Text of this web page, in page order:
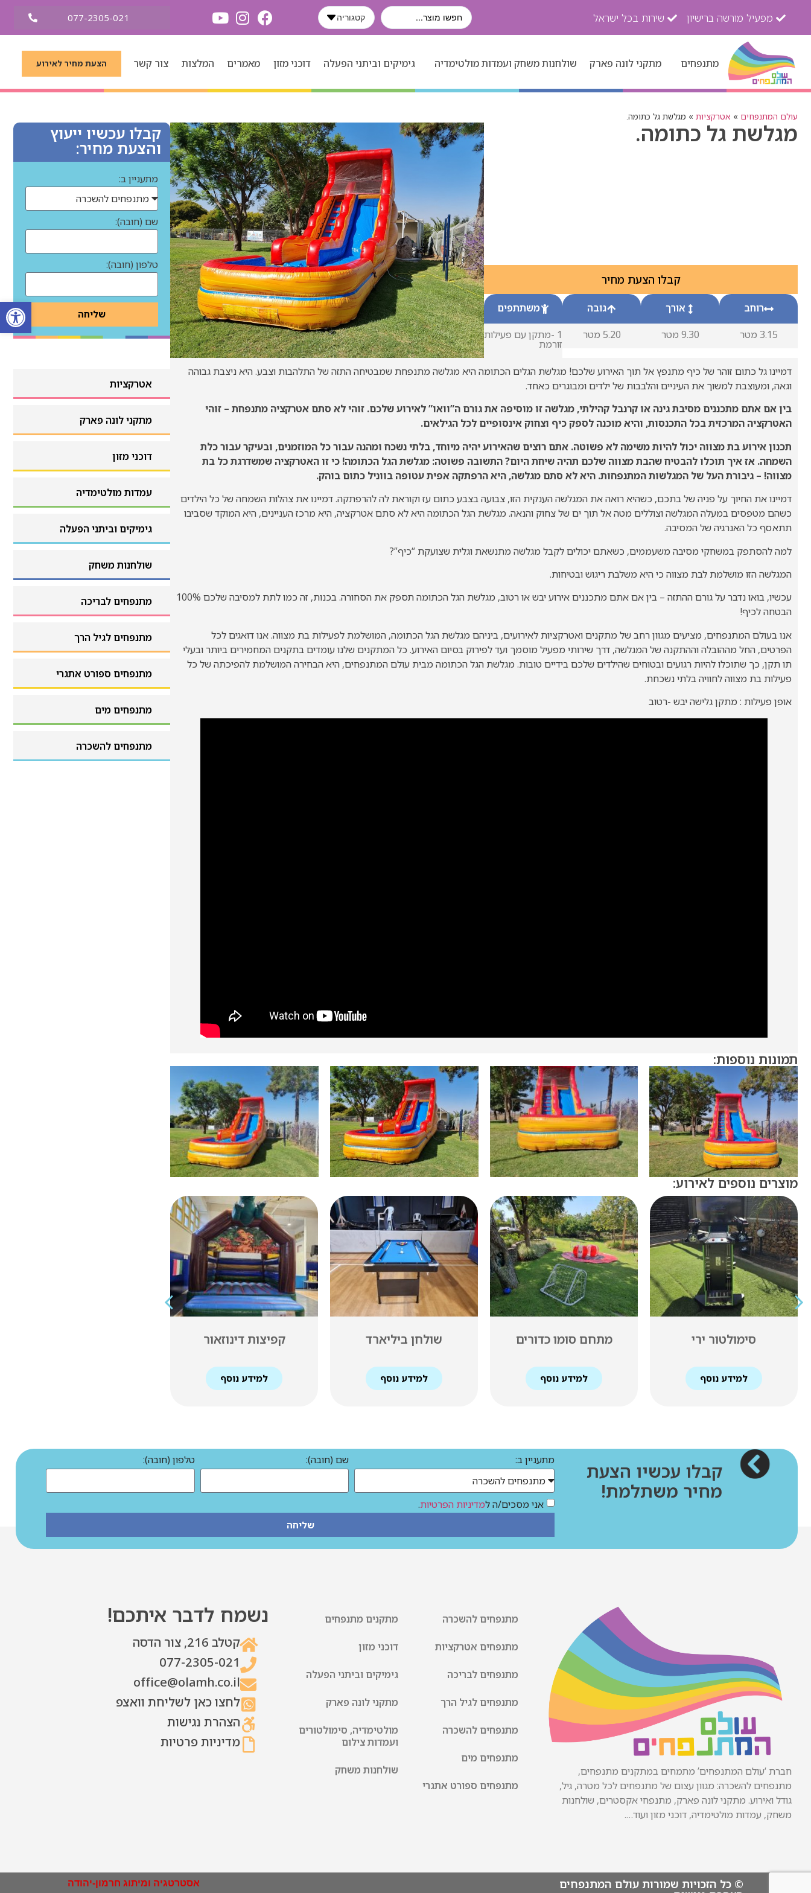
מפעיל מורשה ברישיון שירות בכל ישראל קטגוריה 077-2305-021
מתנפחים מתקני לונה פארק שולחנות משחק ועמדות מולטימדיה גימיקים וביתני הפעלה דוכני מזון מאמרים המלצות צור קשר הצעת מחיר לאירוע
עולם המתנפחים » אטרקציות » מגלשת גל כתומה.
מגלשת גל כתומה.
קבלו הצעת מחיר
רוחב
3.15 מטר
אורך
9.30 מטר
גובה
5.20 מטר
משתתפים
1 -מתקן עם פעילות
זורמת
דמיינו גל כתום זוהר של כיף מתנפץ אל תוך האירוע שלכם! מגלשת הגלים הכתומה היא מגלשה מתנפחת שמבטיחה התזה של התלהבות וצבע. היא ניצבת גבוהה
וגאה, ומעוצבת למשוך את העיניים והלבבות של ילדים ומבוגרים כאחד.
בין אם אתם מתכננים מסיבת גינה או קרנבל קהילתי, מגלשה זו מוסיפה את גורם ה”וואו” לאירוע שלכם. זוהי לא סתם אטרקציה מתנפחת – זוהי
האטרקציה המרכזית בכל התכנסות, והיא מוכנה לספק כיף וצחוק אינסופיים לכל הגילאים.
תכנון אירוע בת מצווה יכול להיות משימה לא פשוטה. אתם רוצים שהאירוע יהיה מיוחד, בלתי נשכח ומהנה עבור כל המוזמנים, ובעיקר עבור כלת
השמחה. אז איך תוכלו להבטיח שהבת מצווה שלכם תהיה שיחת היום? התשובה פשוטה: מגלשת הגל הכתומה! כי זו האטרקציה שמשדרגת כל בת
מצווה! – גיבורת העל של המגלשות המתנפחות. היא לא סתם מגלשה, היא הרפתקה אפית עטופה בווניל כתום בוהק.
דמיינו את החיוך על פניה של בתכם, כשהיא רואה את המגלשה הענקית הזו, צבועה בצבע כתום עז וקוראת לה להרפתקה. דמיינו את צהלות השמחה של כל הילדים
כשהם מטפסים במעלה המגלשה וצוללים מטה אל תוך ים של צחוק והנאה. מגלשת הגל הכתומה היא לא סתם אטרקציה, היא מרכז העניינים, היא המוקד שסביבו
תתאסף כל האנרגיה של המסיבה.
למה להסתפק במשחקי מסיבה משעממים, כשאתם יכולים לקבל מגלשה מתנשאת וגלית שצועקת “כיף”?
המגלשה הזו מושלמת לבת מצווה כי היא משלבת ריגוש ובטיחות.
עכשיו, בואו נדבר על גורם ההתזה – בין אם אתם מתכננים אירוע יבש או רטוב, מגלשת הגל הכתומה תספק את הסחורה. בכנות, זה כמו לתת למסיבה שלכם 100%
הבטחה לכיף!
אנו בעולם המתנפחים, מציעים מגוון רחב של מתקנים ואטרקציות לאירועים, ביניהם מגלשת הגל הכתומה, המושלמת לפעילות בת מצווה. אנו דואגים לכל
הפרטים, החל מההובלה וההתקנה של המגלשה, דרך שירותי מפעיל מוסמך ועד לפירוק בסיום האירוע. כל המתקנים שלנו עומדים בתקנים המחמירים ביותר ובעלי
תו תקן, כך שתוכלו להיות רגועים ובטוחים שהילדים שלכם בידיים טובות. מגלשת הגל הכתומה מבית עולם המתנפחים, היא הבחירה המושלמת להפיכתה של כל
פעילות בת מצווה לחוויה בלתי נשכחת.
אופן פעילות : מתקן גלישה יבש -רטוב
תמונות נוספות:
מוצרים נוספים לאירוע:
מתחם סומו כדורים
למידע נוסף
שולחן ביליארד
למידע נוסף
קפיצות דינוזאור
למידע נוסף
סימולטור גלשן
למידע נוסף
קבלו עכשיו ייעוץ
והצעת מחיר:
מתעניין ב:
שם (חובה):
טלפון (חובה):
שליחה
אטרקציות
אטרקציות
מתקני לונה פארק
דוכני מזון
עמדות מולטימדיה
גימיקים וביתני הפעלה
גימיקים וביתני הפעלה
שולחנות משחק
שולחנות משחק
מתנפחים לבריכה
מתנפחים לבריכה
מתנפחים לגיל הרך
מתנפחים ספורט אתגרי
מתנפחים מים
מתנפחים מים
מתנפחים להשכרה
קבלו עכשיו הצעת
מחיר משתלמת!
מתעניין ב: שם (חובה): טלפון (חובה):
אני מסכים/ה למדיניות הפרטיות.
שליחה
חברת ‘עולם המתנפחים’ מתמחים במתקנים מתנפחים,
מתנפחים להשכרה: מגוון עצום של מתנפחים לכל מטרה, גיל,
גודל ואירוע. מתקני לונה פארק, מתנפחי אקסטרים, שולחנות
משחק, עמדות מולטימדיה, דוכני מזון ועוד….
מתנפחים להשכרה
מתנפחים אטרקציות
מתנפחים לבריכה
מתנפחים לגיל הרך
מתנפחים להשכרה
מתנפחים מים
מתנפחים ספורט אתגרי
מתקנים מתנפחים
דוכני מזון
גימיקים וביתני הפעלה
מתקני לונה פארק
מולטימדיה, סימולטורים
ועמדות צילום
שולחנות משחק
נשמח לדבר איתכם!
קטלב 216, צור הדסה
077-2305-021
office@olamh.co.il
לחצו כאן לשליחת וואצפ
הצהרת נגישות
מדיניות פרטיות
© כל הזכויות שמורות עולם המתנפחים אסטרטגיה ומיתוג חרמון-יהודה